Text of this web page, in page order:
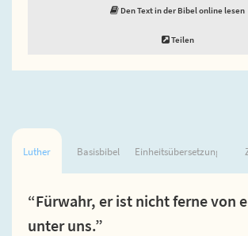
Den Text in der Bibel online lesen
Teilen
Luther Basisbibel Einheitsübersetzung
“Fürwahr, er ist nicht ferne von
unter uns.”